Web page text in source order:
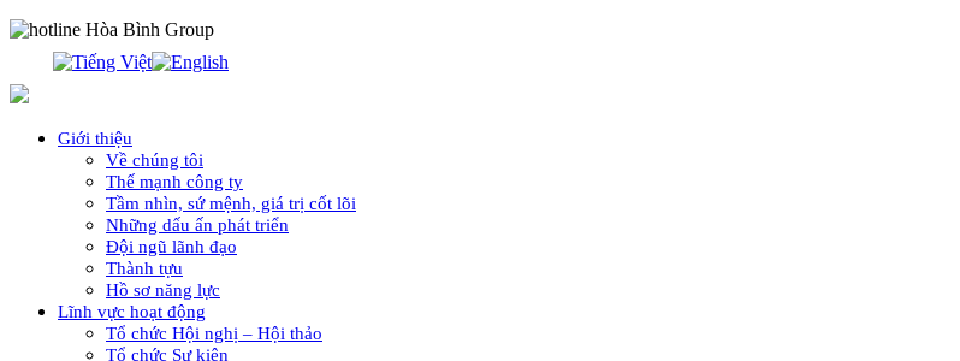
Giới thiệu
Về chúng tôi
Thế mạnh công ty
Tầm nhìn, sứ mệnh, giá trị cốt lõi
Những dấu ấn phát triển
Đội ngũ lãnh đạo
Thành tựu
Hồ sơ năng lực
Lĩnh vực hoạt động
Tổ chức Hội nghị – Hội thảo
Tổ chức Sự kiện